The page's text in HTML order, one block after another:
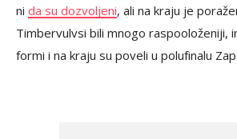
ni da su dozvoljeni, ali na kraju je
Timbervulvsi bili mnogo raspooloženiji,
formi i na kraju su poveli u polufinalu